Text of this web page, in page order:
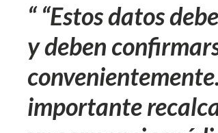
“Estos datos
y deben
importante